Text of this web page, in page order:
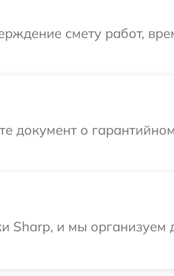
смету работ,
документ о
и мы организуем